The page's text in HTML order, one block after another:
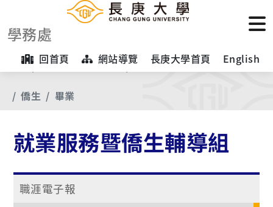
學務處
回首頁 網站導覽 長庚大學首頁 English
首頁 【業務項目專區】
就業服務暨僑生輔導組
僑生
畢業
就業服務暨僑生輔導組
職涯電子報